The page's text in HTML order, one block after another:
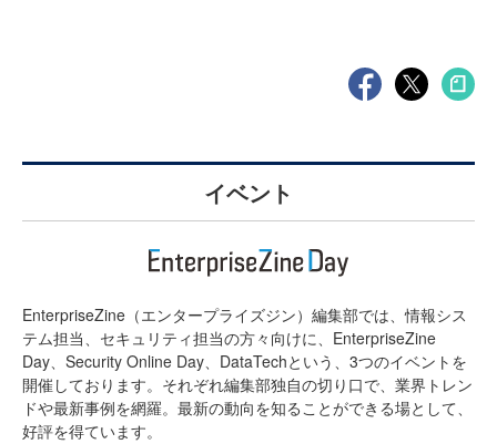
イベント
EnterpriseZine（エンタープライズジン）編集部では、情報シス
テム担当、セキュリティ担当の方々向けに、EnterpriseZine
Day、Security Online Day、DataTechという、3つのイベントを
開催しております。それぞれ編集部独自の切り口で、業界トレン
ドや最新事例を網羅。最新の動向を知ることができる場として、
好評を得ています。